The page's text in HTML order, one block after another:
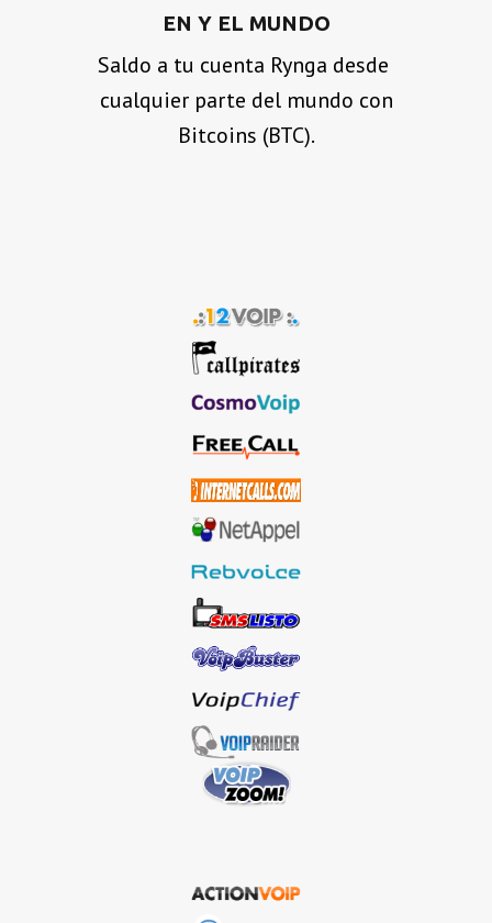
EN Y EL MUNDO
Saldo a tu cuenta Rynga desde
cualquier parte del mundo con
Bitcoins (BTC).